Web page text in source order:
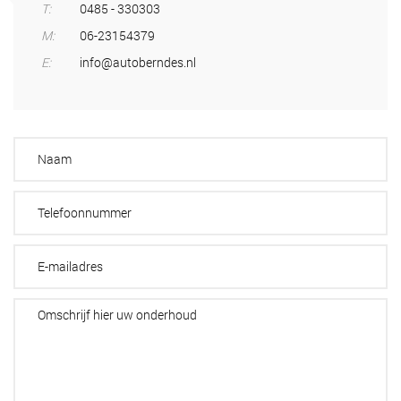
T:
0485 - 330303
M:
06-23154379
E:
info@autoberndes.nl